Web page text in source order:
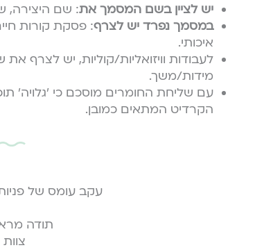
יש לציין בשם המסמך את: שם היצירה,
במסמך נפרד יש לצרף: פסקת קורות
איכותי.
לעבודות וויזואליות/קוליות, יש לצרף
מידות/משך.
עם שליחת החומרים מוסכם כי
הקרדיט המתאים כמובן.
עקב עומס של
תודה
צוות